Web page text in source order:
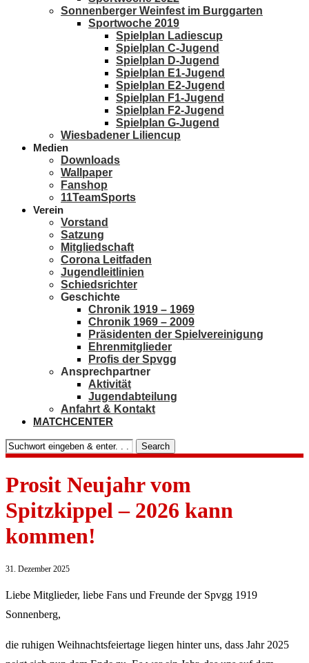
Sonnenberger Weinfest im Burggarten
Sportwoche 2019
Spielplan Ladiescup
Spielplan C-Jugend
Spielplan D-Jugend
Spielplan E1-Jugend
Spielplan E2-Jugend
Spielplan F1-Jugend
Spielplan F2-Jugend
Spielplan G-Jugend
Wiesbadener Liliencup
Medien
Downloads
Wallpaper
Fanshop
11TeamSports
Verein
Vorstand
Satzung
Mitgliedschaft
Corona Leitfaden
Jugendleitlinien
Schiedsrichter
Geschichte
Chronik 1919 – 1969
Chronik 1969 – 2009
Präsidenten der Spielvereinigung
Ehrenmitglieder
Profis der Spvgg
Ansprechpartner
Aktivität
Jugendabteilung
Anfahrt & Kontakt
MATCHCENTER
Search
Prosit Neujahr vom
Spitzkippel – 2026 kann
kommen!
31. Dezember 2025
Liebe Mitglieder, liebe Fans und Freunde der Spvgg 1919
Sonnenberg,
die ruhigen Weihnachtsfeiertage liegen hinter uns, dass Jahr 2025